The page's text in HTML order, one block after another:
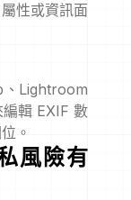
性或資訊面
Lightroom
輯 EXIF 數
。
風險有